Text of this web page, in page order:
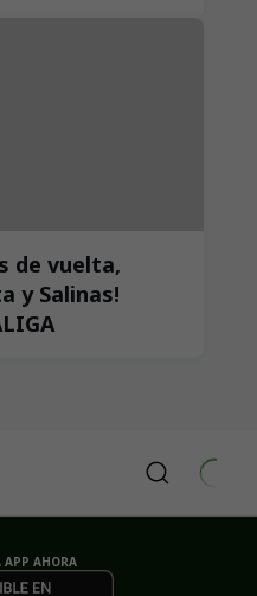
de vuelta,
y Salinas!
APP AHORA